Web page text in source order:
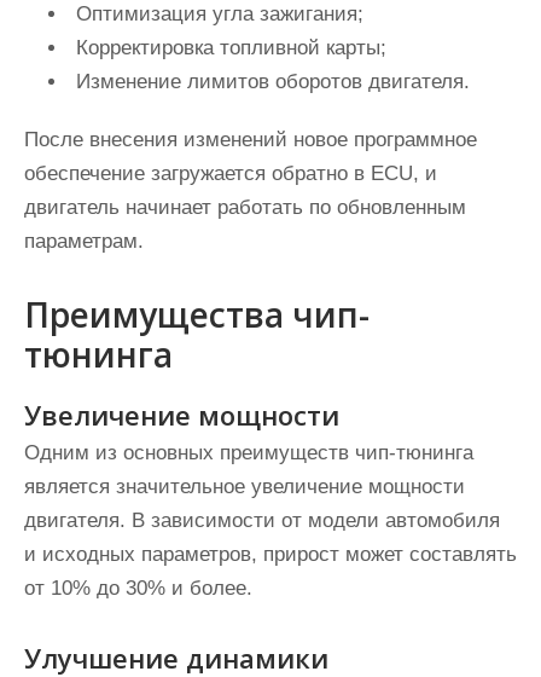
Оптимизация угла зажигания;
Корректировка топливной карты;
Изменение лимитов оборотов двигателя.
После внесения изменений новое программное
обеспечение загружается обратно в ECU, и
двигатель начинает работать по обновленным
параметрам.
Преимущества чип-
тюнинга
Увеличение мощности
Одним из основных преимуществ чип-тюнинга
является значительное увеличение мощности
двигателя. В зависимости от модели автомобиля
и исходных параметров, прирост может составлять
от 10% до 30% и более.
Улучшение динамики